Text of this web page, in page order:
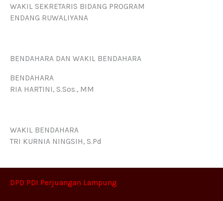
WAKIL SEKRETARIS BIDANG PROGRAM
ENDANG RUWALIYANA
BENDAHARA DAN WAKIL BENDAHARA
BENDAHARA
RIA HARTINI, S.Sos., MM
WAKIL BENDAHARA
TRI KURNIA NINGSIH, S.Pd
DPD PDI Perjuangan Lampung